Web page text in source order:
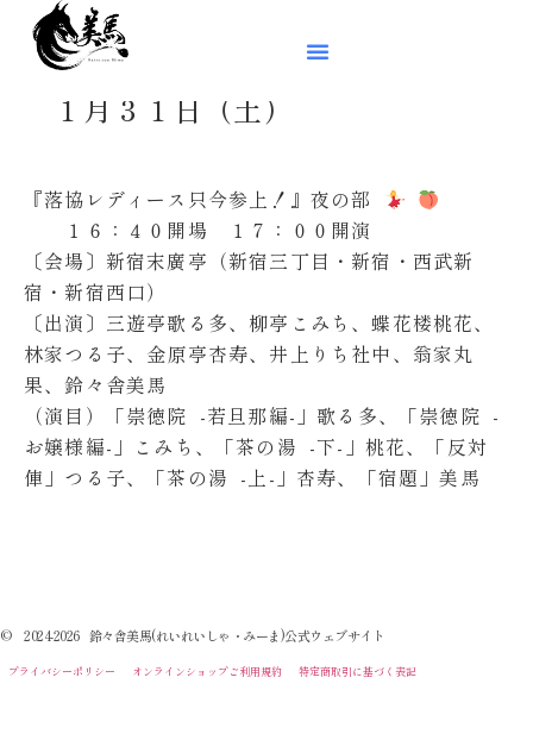
１月３１日（土）
『落協レディース只今参上！』夜の部
１６：４０開場 １７：００開演
〔会場〕新宿末廣亭（新宿三丁目・新宿・西武新
宿・新宿西口）
〔出演〕三遊亭歌る多、柳亭こみち、蝶花楼桃花、
林家つる子、金原亭杏寿、井上りち社中、翁家丸
果、鈴々舎美馬
（演目）「崇徳院 -若旦那編-」歌る多、「崇徳院 -
お嬢様編-」こみち、「茶の湯 -下-」桃花、「反対
俥」つる子、「茶の湯 -上-」杏寿、「宿題」美馬
© 2024-2026 鈴々舎美馬(れいれいしゃ・みーま)公式ウェブサイト
プライバシーポリシー オンラインショップご利用規約 特定商取引に基づく表記